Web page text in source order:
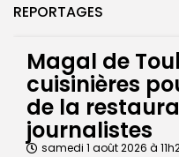
REPORTAGES
Magal de
cuisinières
de la
journalistes
samedi 1 août 2026 à